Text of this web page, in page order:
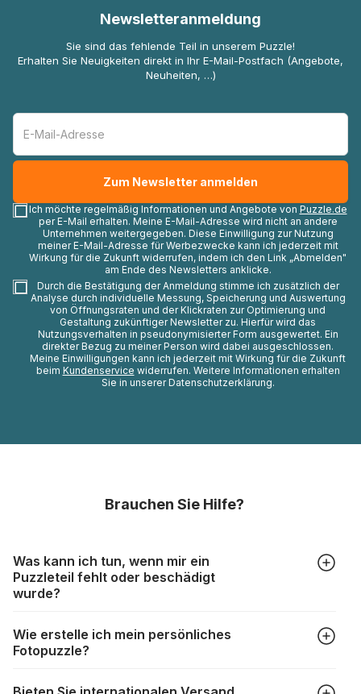
Newsletteranmeldung
Sie sind das fehlende Teil in unserem Puzzle!
Erhalten Sie Neuigkeiten direkt in Ihr E-Mail-Postfach (Angebote,
Neuheiten, …)
Ich möchte regelmäßig Informationen und Angebote von Puzzle.de
per E-Mail erhalten. Meine E-Mail-Adresse wird nicht an andere
Unternehmen weitergegeben. Diese Einwilligung zur Nutzung
meiner E-Mail-Adresse für Werbezwecke kann ich jederzeit mit
Wirkung für die Zukunft widerrufen, indem ich den Link „Abmelden"
am Ende des Newsletters anklicke.
Durch die Bestätigung der Anmeldung stimme ich zusätzlich der
Analyse durch individuelle Messung, Speicherung und Auswertung
von Öffnungsraten und der Klickraten zur Optimierung und
Gestaltung zukünftiger Newsletter zu. Hierfür wird das
Nutzungsverhalten in pseudonymisierter Form ausgewertet. Ein
direkter Bezug zu meiner Person wird dabei ausgeschlossen.
Meine Einwilligungen kann ich jederzeit mit Wirkung für die Zukunft
beim Kundenservice widerrufen. Weitere Informationen erhalten
Sie in unserer Datenschutzerklärung.
Brauchen Sie Hilfe?
Was kann ich tun, wenn mir ein
Puzzleteil fehlt oder beschädigt
wurde?
aber trotzdem kann es vorkommen, dass Teile beschädigt
werden oder verloren gehen. Mit solchen Fällen gehen
https://www.puzzle.de/puzzleteile-fehlen.html
Wie erstelle ich mein persönliches
Fotopuzzle?